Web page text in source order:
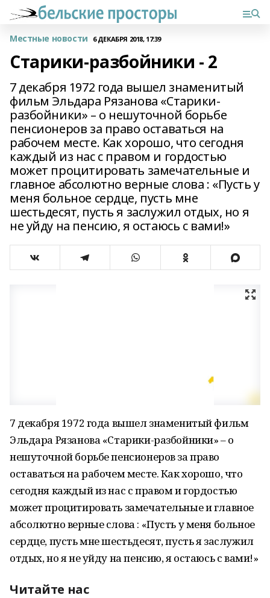
Местные новости 6 ДЕКАБРЯ 2018, 17:39
Старики-разбойники - 2
7 декабря 1972 года вышел знаменитый
фильм Эльдара Рязанова «Старики-
разбойники» – о нешуточной борьбе
пенсионеров за право оставаться на
рабочем месте. Как хорошо, что сегодня
каждый из нас с правом и гордостью
может процитировать замечательные и
главное абсолютно верные слова : «Пусть у
меня больное сердце, пусть мне
шестьдесят, пусть я заслужил отдых, но я
не уйду на пенсию, я остаюсь с вами!»
7 декабря 1972 года вышел знаменитый фильм
Эльдара Рязанова «Старики-разбойники» – о
нешуточной борьбе пенсионеров за право
оставаться на рабочем месте. Как хорошо, что
сегодня каждый из нас с правом и гордостью
может процитировать замечательные и главное
абсолютно верные слова : «Пусть у меня больное
сердце, пусть мне шестьдесят, пусть я заслужил
отдых, но я не уйду на пенсию, я остаюсь с вами!»
Читайте нас